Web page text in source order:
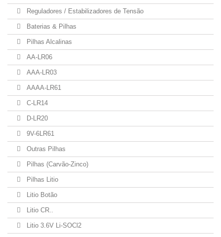
Reguladores / Estabilizadores de Tensão
Baterias & Pilhas
Pilhas Alcalinas
AA-LR06
AAA-LR03
AAAA-LR61
C-LR14
D-LR20
9V-6LR61
Outras Pilhas
Pilhas (Carvão-Zinco)
Pilhas Litio
Litio Botão
Litio CR..
Litio 3.6V Li-SOCl2